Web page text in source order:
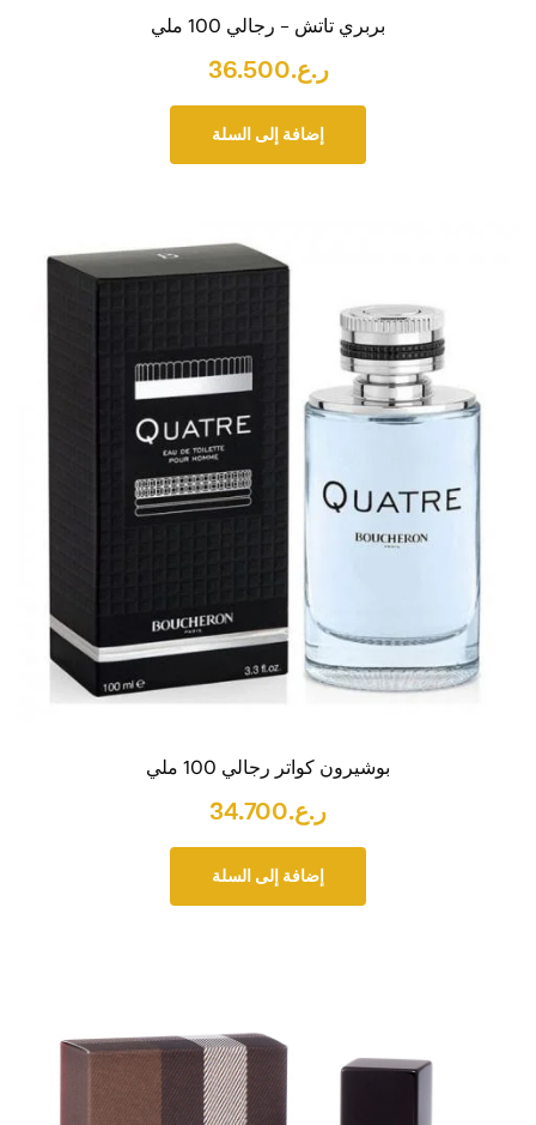
بربري تاتش – رجالي 100 ملي
ر.ع.36.500
إضافة إلى السلة
بوشيرون كواتر رجالي 100 ملي
ر.ع.34.700
إضافة إلى السلة